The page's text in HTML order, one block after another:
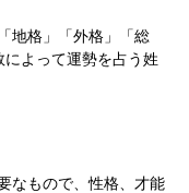
地格」「外格」「総
よって運勢を占う姓
なもので、性格、才能